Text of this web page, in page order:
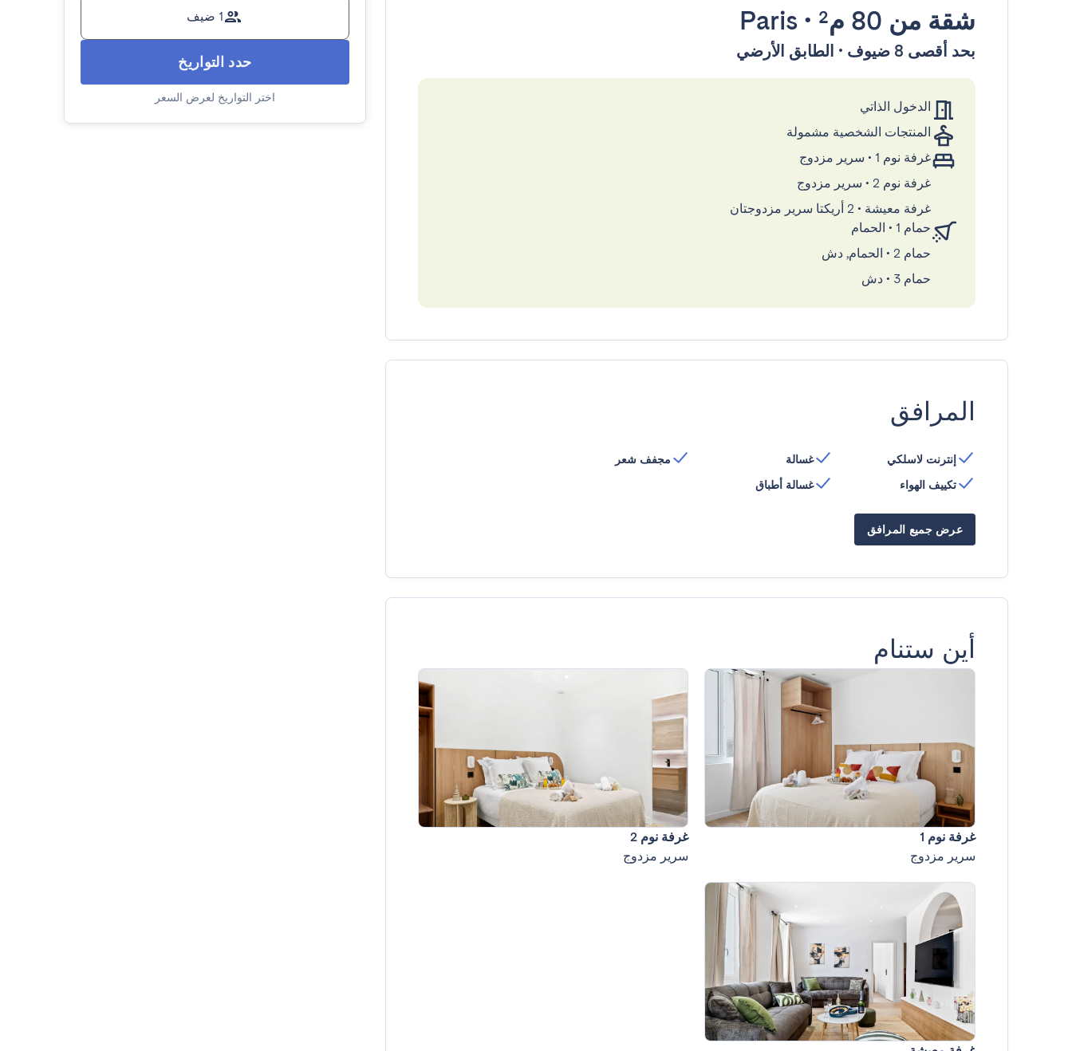
شقة من 80 م² •
Paris
بحد أقصى 8 ضيوف • الطابق الأرضي
الدخول الذاتي
المنتجات الشخصية مشمولة
غرفة نوم 1
• سرير مزدوج
غرفة نوم 2
• سرير مزدوج
غرفة معيشة • 2 أريكتا سرير مزدوجتان
حمام 1
• الحمام
حمام 2
• الحمام, دش
حمام 3
• دش
المرافق
إنترنت لاسلكي
تكييف الهواء
غسالة
غسالة أطباق
مجفف شعر
عرض جميع المرافق
أين ستنام
غرفة نوم 1
سرير مزدوج
غرفة نوم 2
سرير مزدوج
1 ضيف
حدد التواريخ
اختر التواريخ لعرض السعر